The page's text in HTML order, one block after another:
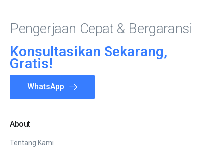
Pengerjaan Cepat & Bergaransi
Konsultasikan Sekarang,
Gratis!
WhatsApp
About
Tentang Kami